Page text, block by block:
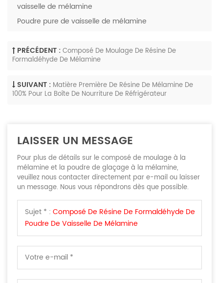
vaisselle de mélamine
Poudre pure de vaisselle de mélamine
PRÉCÉDENT :Composé De Moulage De Résine De
Formaldéhyde De Mélamine
SUIVANT : Matière Première De Résine De Mélamine De
100% Pour La Boîte De Nourriture De Réfrigérateur
LAISSER UN MESSAGE
Pour plus de détails sur le composé de moulage à la
mélamine et la poudre de glaçage à la mélamine,
veuillez nous contacter directement par e-mail ou laisser
un message. Nous vous répondrons dès que possible.
Sujet * : Composé De Résine De Formaldéhyde De
Poudre De Vaisselle De Mélamine